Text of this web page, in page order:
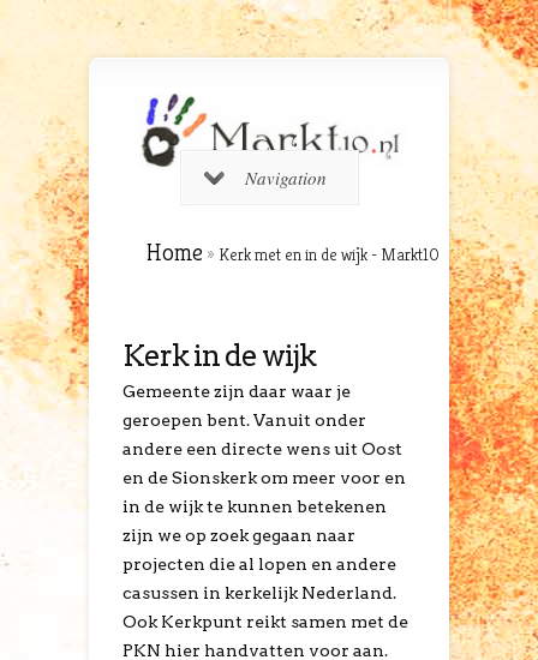
Navigation
Home » Kerk met en in de wijk - Markt10
Kerk in de wijk
Gemeente zijn daar waar je
geroepen bent. Vanuit onder
andere een directe wens uit Oost
en de Sionskerk om meer voor en
in de wijk te kunnen betekenen
zijn we op zoek gegaan naar
projecten die al lopen en andere
casussen in kerkelijk Nederland.
Ook Kerkpunt reikt samen met de
PKN hier handvatten voor aan.